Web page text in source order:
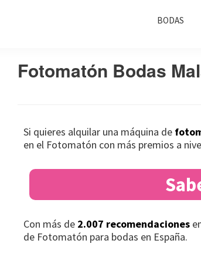
BODAS
Fotomatón Bodas
Si quieres alquilar una máquina de
en el Fotomatón con más premios a
Con más de 2.007 recomendaciones
de Fotomatón para bodas en España.